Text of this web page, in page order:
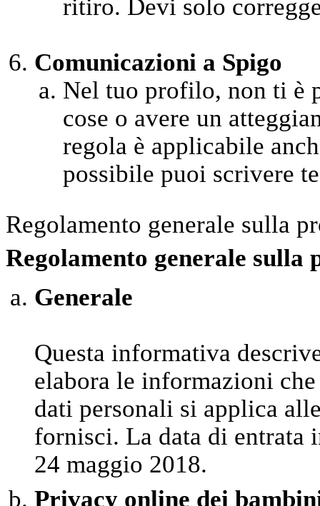
ritiro. Devi solo
Comunicazioni a Spigo
Nel tuo profilo, non ti è
cose o avere un
regola è applicabile
possibile puoi scrivere
Regolamento generale sulla
Regolamento generale sulla
Generale
Questa informativa
elabora le informazioni
dati personali si applica
fornisci. La data di entrata
24 maggio 2018.
Privacy online dei